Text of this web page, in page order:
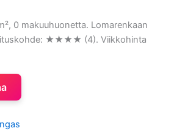
0 makuuhuonetta. Lomarenkaan
★★★★ (4). Viikkohinta